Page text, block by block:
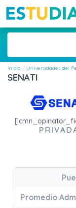
Inicio Universidades del
SENATI
Promedio